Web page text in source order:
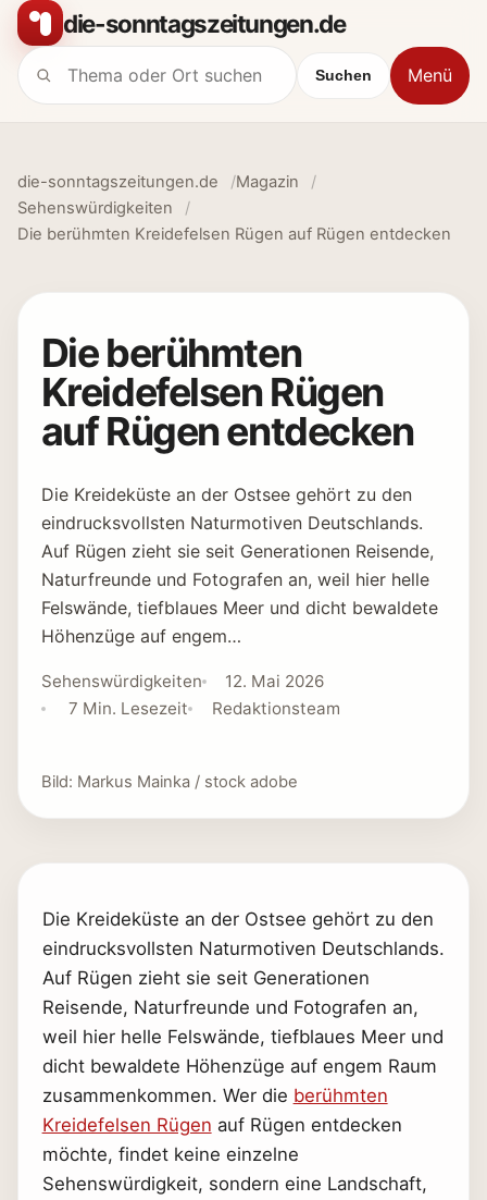
Zum Inhalt springen
die-sonntagszeitungen.de
Suche nach:
Suchen Menü
die-sonntagszeitungen.de
Magazin
Sehenswürdigkeiten
Die berühmten Kreidefelsen Rügen auf Rügen entdecken
Die berühmten
Kreidefelsen Rügen
auf Rügen entdecken
Die Kreideküste an der Ostsee gehört zu den
eindrucksvollsten Naturmotiven Deutschlands.
Auf Rügen zieht sie seit Generationen Reisende,
Naturfreunde und Fotografen an, weil hier helle
Felswände, tiefblaues Meer und dicht bewaldete
Höhenzüge auf engem…
Sehenswürdigkeiten
12. Mai 2026
7 Min. Lesezeit
Redaktionsteam
Bild: Markus Mainka / stock adobe
Die Kreideküste an der Ostsee gehört zu den
eindrucksvollsten Naturmotiven Deutschlands.
Auf Rügen zieht sie seit Generationen
Reisende, Naturfreunde und Fotografen an,
weil hier helle Felswände, tiefblaues Meer und
dicht bewaldete Höhenzüge auf engem Raum
zusammenkommen. Wer die berühmten
Kreidefelsen Rügen auf Rügen entdecken
möchte, findet keine einzelne
Sehenswürdigkeit, sondern eine Landschaft,